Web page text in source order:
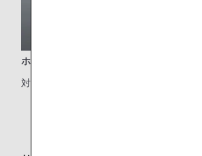
ホノルル線限定のプレミアムエコノミーメ
対象クラス：プレミアムエコノミー